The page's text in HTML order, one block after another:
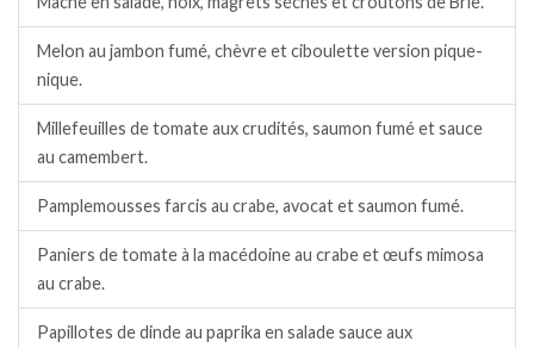
Melon au jambon fumé, chèvre et ciboulette version pique-
nique.
Millefeuilles de tomate aux crudités, saumon fumé et sauce
au camembert.
Pamplemousses farcis au crabe, avocat et saumon fumé.
Paniers de tomate à la macédoine au crabe et œufs mimosa
au crabe.
Papillotes de dinde au paprika en salade sauce aux